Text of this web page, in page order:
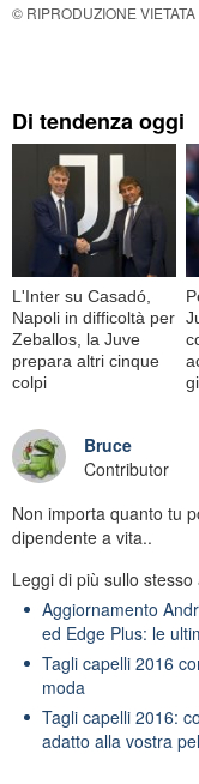
© RIPRODUZIONE VIETATA
Di tendenza oggi
L'Inter su Casadó,
Napoli in difficoltà per
Zeballos, la Juve
prepara altri cinque
colpi
Bruce
Contributor
Non importa quanto tu
dipendente a vita..
Leggi di più sullo
Aggiornamento
ed Edge Plus: le
Tagli capelli 2016
moda
Tagli capelli 2016:
adatto alla vostra